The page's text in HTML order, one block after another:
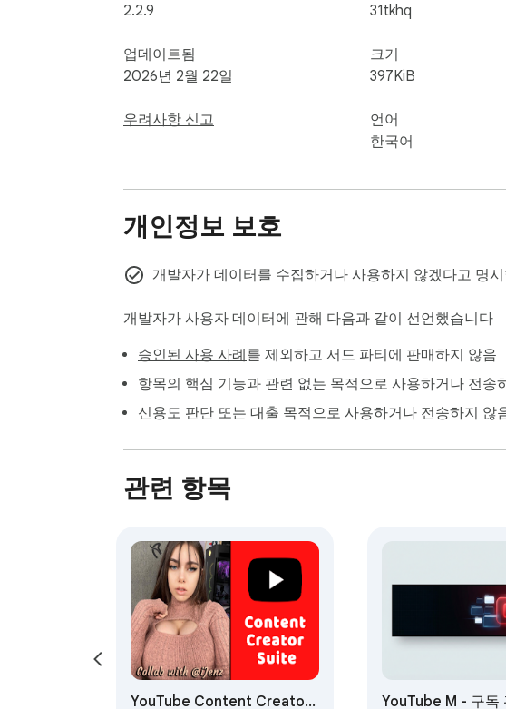
2.2.9
업데이트됨
2026년 2월 22일
우려사항 신고
31tkhq
크기
397KiB
언어
한국어
개인정보 보호
개발자가 데이터를 수집하거나 사용하지 않겠다고 명
개발자가 사용자 데이터에 관해 다음과 같이 선언했습니다
승인된 사용 사례 를 제외하고 서드 파티에 판매하지 않음
항목의 핵심 기능과 관련 없는 목적으로 사용하거나 전송
신용도 판단 또는 대출 목적으로 사용하거나 전송하지 않
관련 항목
YouTube Content Creator YouTube M - 구독